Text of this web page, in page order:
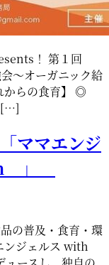
！ 第１回
～オーガニック給
からの食育】 ◎
ママエンジ
」
の普及・食育・環
ンジェルス with